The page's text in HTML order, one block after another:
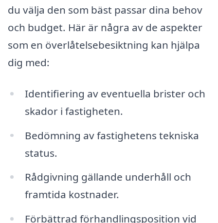
du välja den som bäst passar dina behov
och budget. Här är några av de aspekter
som en överlåtelsebesiktning kan hjälpa
dig med:
Identifiering av eventuella brister och
skador i fastigheten.
Bedömning av fastighetens tekniska
status.
Rådgivning gällande underhåll och
framtida kostnader.
Förbättrad förhandlingsposition vid